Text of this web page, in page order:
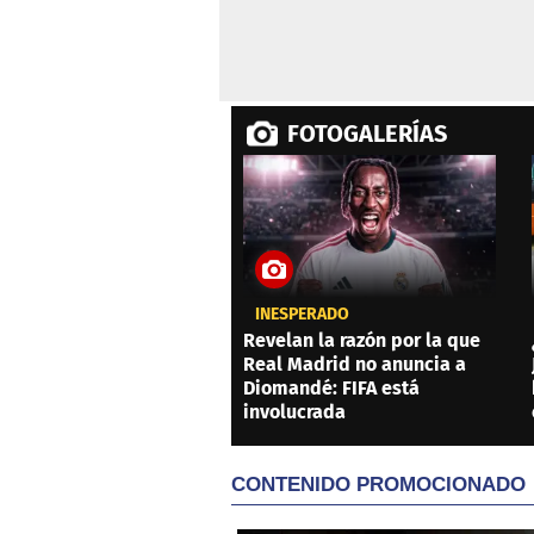
FOTOGALERÍAS
INESPERADO
Revelan la razón por la que
Real Madrid no anuncia a
Diomandé: FIFA está
involucrada